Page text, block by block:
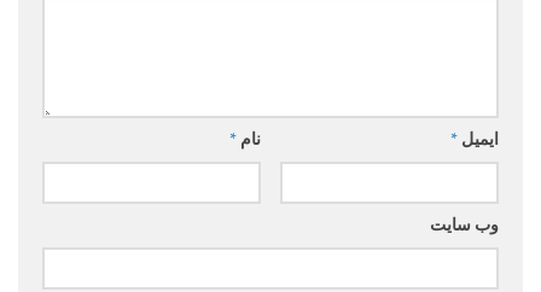
نام * ایمیل *
وب‌ سایت